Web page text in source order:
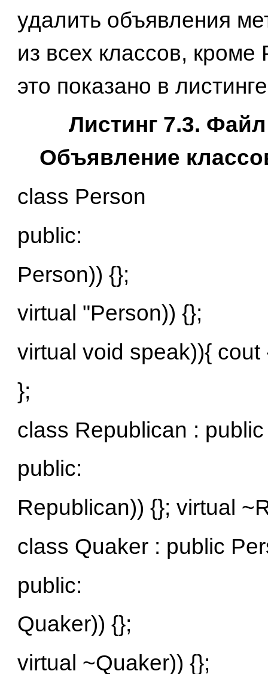
удалить объявления
из всех классов, кроме
это показано в
Листинг 7.3.
Объявление
class Person
public:
Person)) {};
virtual "Person)) {};
virtual void speak)){ cout
};
class Republican :
public:
Republican)) {}; virtual
class Quaker : public
public:
Quaker)) {};
virtual ~Quaker)) {};